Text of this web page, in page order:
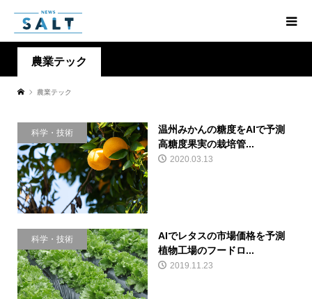
農業テック
農業テック
科学・技術
温州みかんの糖度をAIで予測
高糖度果実の栽培管...
2020.03.13
科学・技術
AIでレタスの市場価格を予測
植物工場のフードロ...
2019.11.23